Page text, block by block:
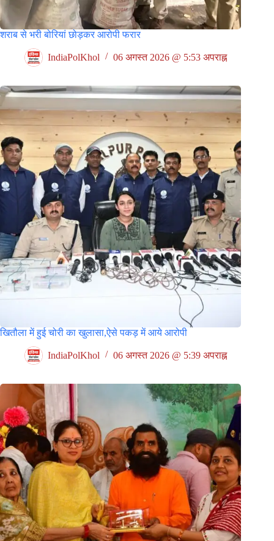
शराब से भरी बोरियां छोड़कर आरोपी फरार
IndiaPolKhol 06 अगस्त 2026 @ 5:53 अपराह्न
खितौला में हुई चोरी का खुलासा,ऐसे पकड़ में आये आरोपी
IndiaPolKhol 06 अगस्त 2026 @ 5:39 अपराह्न